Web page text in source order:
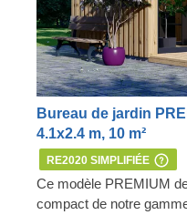
Bureau de jardin
4.1x2.4 m, 10 m²
RE2020 SIMPLIFIÉE
Ce modèle PREMIUM
compact de notre